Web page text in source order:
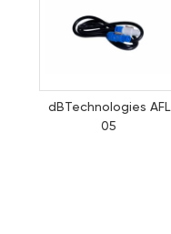
dBTechnologies AFL
05